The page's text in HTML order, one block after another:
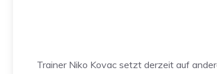
Trainer Niko Kovac setzt derzeit auf